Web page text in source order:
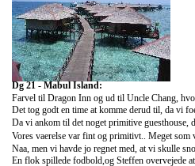
Dg 21 - Mabul Island:
Det tog godt en time at komme derud til, da vi foerst var kommet afsted, men som altid i Malaysia, var vi minst en halv time forsinket. De havde ikke lige faaet koebt braendstof endnu (hvilket gav anledning til et lift til en ATM). Og derudover skulle baade
En flok spillede fodbold,og Steffen overvejede at tage et spil